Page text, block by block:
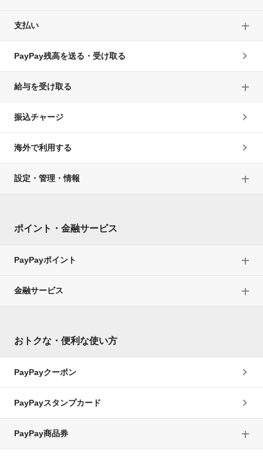
支払い
PayPay残高を送る・受け取る
給与を受け取る
振込チャージ
海外で利用する
設定・管理・情報
ポイント・金融サービス
PayPayポイント
金融サービス
おトクな・便利な使い方
PayPayクーポン
PayPayスタンプカード
PayPay商品券